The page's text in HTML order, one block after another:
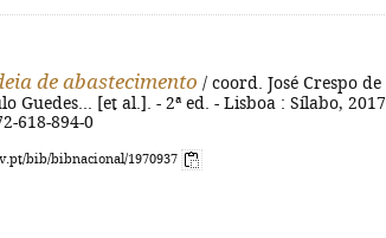
de abastecimento / coord. José Crespo de
Guedes... [et al.]. - 2ª ed. - Lisboa : Sílabo,
618-894-0
bib/bibnacional/1970937